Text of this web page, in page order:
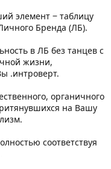
элемент ‒ таблицу
Бренда (ЛБ).
в ЛБ без танцев с
жизни,
.интроверт.
органичного
на Вашу
соответствуя